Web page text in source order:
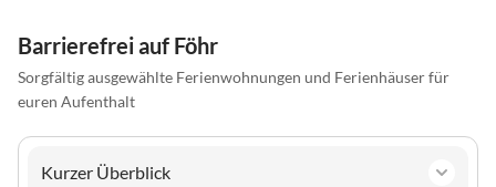
Barrierefrei auf Föhr
Sorgfältig ausgewählte Ferienwohnungen und Ferienhäuser für
euren Aufenthalt
Kurzer Überblick